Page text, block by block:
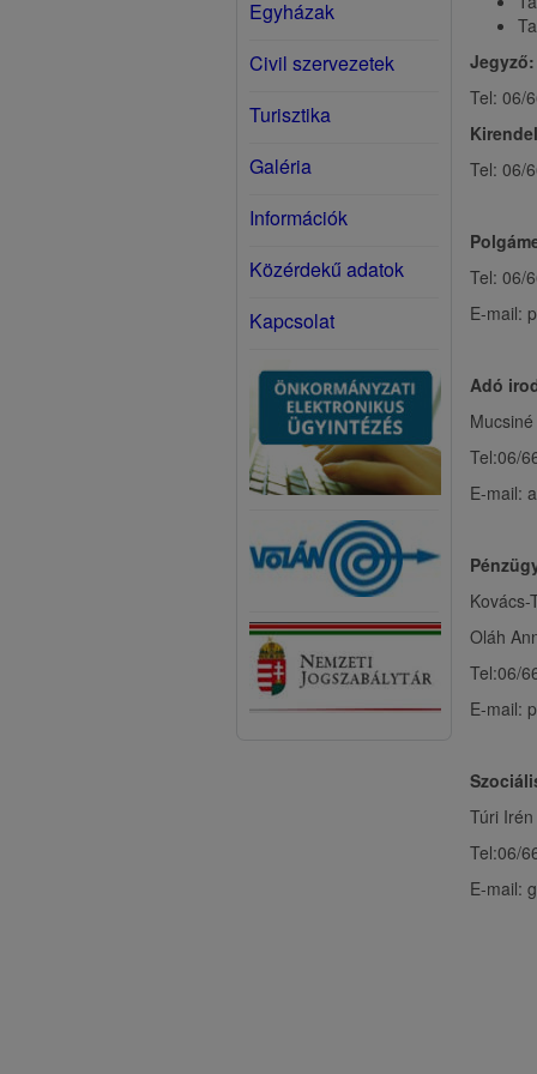
Egyházak
Civil szervezetek
Turisztika
Galéria
Információk
Közérdekű adatok
Kapcsolat
Jegyző:
Tel: 06/
Tel: 06/
Tel: 06/
E-mail:
Adó
Tel:06/
E-mail:
Oláh
Tel:06/
E-mail:
Túri Irén
Tel:06/
E-mail: